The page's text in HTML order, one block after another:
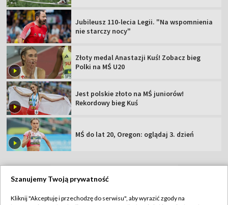
Jubileusz 110-lecia Legii. "Na wspomnienia
nie starczy nocy"
Złoty medal Anastazji Kuś! Zobacz bieg
Polki na MŚ U20
Jest polskie złoto na MŚ juniorów!
Rekordowy bieg Kuś
MŚ do lat 20, Oregon: oglądaj 3. dzień
Szanujemy Twoją prywatność
Kliknij "Akceptuję i przechodzę do serwisu", aby wyrazić zgody na